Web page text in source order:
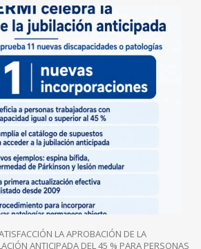
LA APROBACIÓN DE LA
ANTICIPADA DEL 45 % PARA PERSONAS